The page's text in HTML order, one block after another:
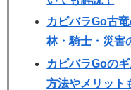
カピバラGo古
林・騎士・災害
カピバラGoの
方法やメリット